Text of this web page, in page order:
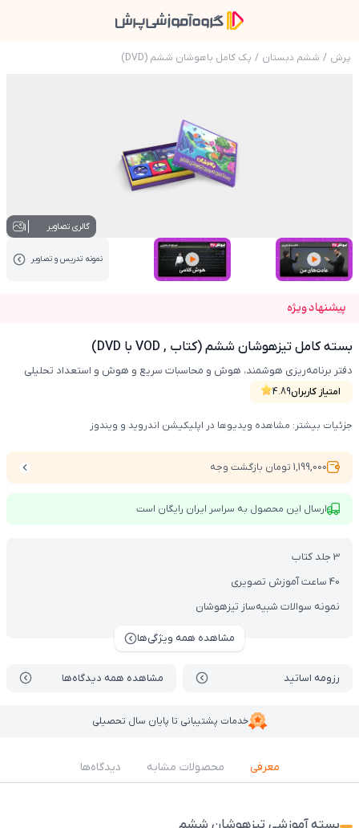
پرش / ششم دبستان / پک کامل باهوشان ششم (DVD)
پیشنهاد ویژه
گالری تصاویر 1
نمونه تدریس‌ و تصاویر
بسته کامل تیزهوشان ششم (کتاب , VOD با DVD)
امتیاز کاربران4.89
دفتر برنامه‌ریزی هوشمند، هوش و محاسبات سریع و هوش و استعداد تحلیلی
3 جلد کتاب
40 ساعت آموزش تصویری
نمونه سوالات شبیه‌ساز تیزهوشان
مشاهده همه ویژگی‌ها
رزومه اساتید مشاهده همه دیدگاه‌ها
خدمات پشتیبانی تا پایان سال تحصیلی
جزئیات بیشتر: مشاهده ویدیوها در اپلیکیشن اندروید و ویندوز
1,199,000 تومان بازگشت وجه
ارسال این محصول به سراسر ایران رایگان است
معرفی محصولات مشابه دیدگاه‌ها
بسته آموزشی تیزهوشان ششم